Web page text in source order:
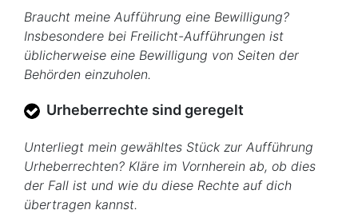
Braucht meine Aufführung eine Bewilligung?
Insbesondere bei Freilicht-Aufführungen ist
üblicherweise eine Bewilligung von Seiten der
Behörden einzuholen.
Urheberrechte sind geregelt
Unterliegt mein gewähltes Stück zur Aufführung
Urheberrechten? Kläre im Vornherein ab, ob dies
der Fall ist und wie du diese Rechte auf dich
übertragen kannst.